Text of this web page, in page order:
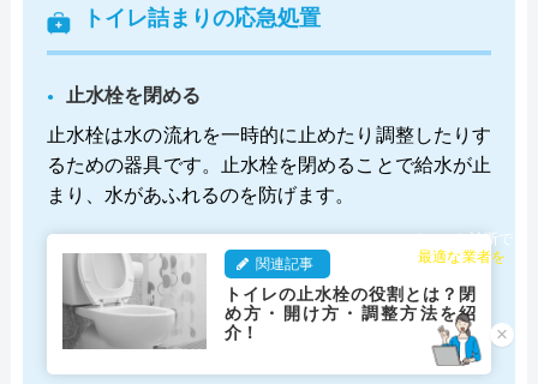
トイレ詰まりの応急処置
止水栓を閉める
止水栓は水の流れを一時的に止めたり調整したりす
るための器具です。止水栓を閉めることで給水が止
まり、水があふれるのを防げます。
関連記事
トイレの止水栓の役割とは？閉
め方・開け方・調整方法を紹
介！
×
チャット診断で
最適な業者を
ご提案